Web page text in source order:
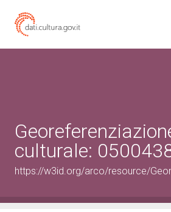
culturale:
https://w3id.org/arco/resource/